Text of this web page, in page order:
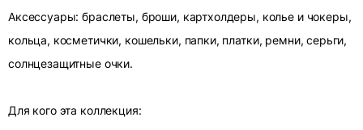
Аксессуары: браслеты, броши, картхолдеры, колье и чокеры,
кольца, косметички, кошельки, папки, платки, ремни, серьги,
солнцезащитные очки.
Для кого эта коллекция: